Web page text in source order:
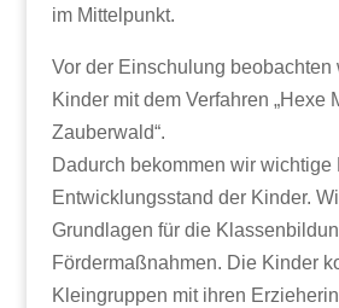
im Mittelpunkt.
Vor der Einschulung beobachten
Kinder mit dem Verfahren „Hexe
Zauberwald“.
Dadurch bekommen wir wichtige
Entwicklungsstand der Kinder.
Grundlagen für die
Fördermaßnahmen. Die Kinder
Kleingruppen mit ihren